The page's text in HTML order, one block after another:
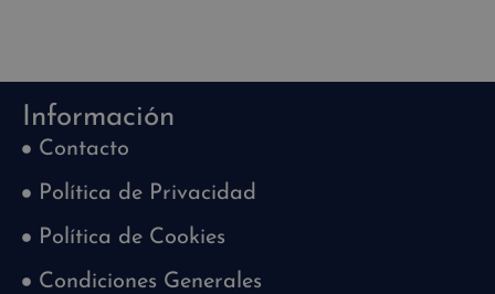
Información
Contacto
Política de Privacidad
Política de Cookies
Condiciones Generales